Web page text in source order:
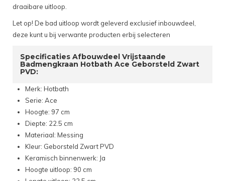
draaibare uitloop.
Let op! De bad uitloop wordt geleverd exclusief inbouwdeel,
deze kunt u bij verwante producten erbij selecteren
Specificaties Afbouwdeel Vrijstaande
Badmengkraan Hotbath Ace Geborsteld Zwart
PVD:
Merk: Hotbath
Serie: Ace
Hoogte: 97 cm
Diepte: 22.5 cm
Materiaal: Messing
Kleur: Geborsteld Zwart PVD
Keramisch binnenwerk: Ja
Hoogte uitloop: 90 cm